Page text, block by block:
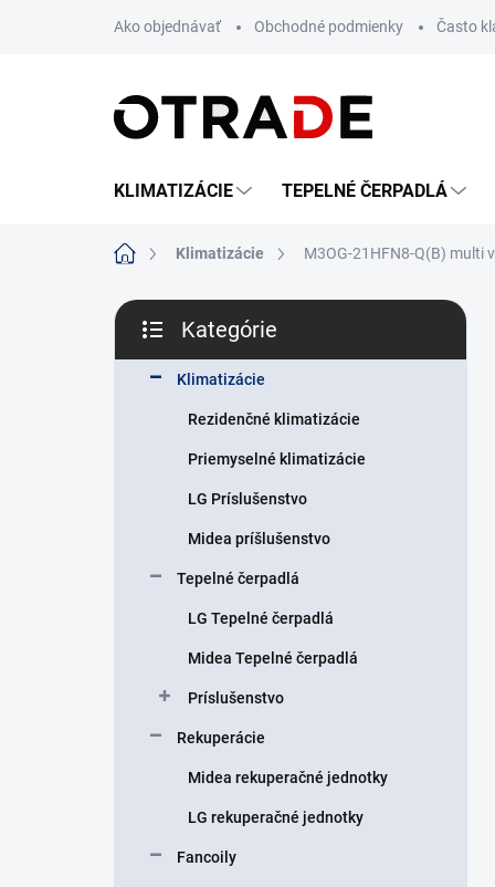
Ako objednávať Obchodné podmienky Často
KLIMATIZÁCIE TEPELNÉ ČERPADLÁ
DomovKlimatizácie M3OG-21HFN8-Q(B) multi
B
č
kategórie
Kategórie
Klimatizácie
Rezidenčné klimatizácie
Priemyselné klimatizácie
LG Príslušenstvo
Midea príšlušenstvo
Tepelné čerpadlá
LG Tepelné čerpadlá
Midea Tepelné čerpadlá
Príslušenstvo
Rekuperácie
Midea rekuperačné jednotky
LG rekuperačné jednotky
Fancoily